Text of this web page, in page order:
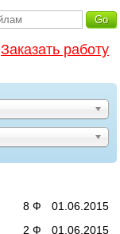
Заказать работу
01.06.2015
8 Ф
01.06.2015
2 Ф